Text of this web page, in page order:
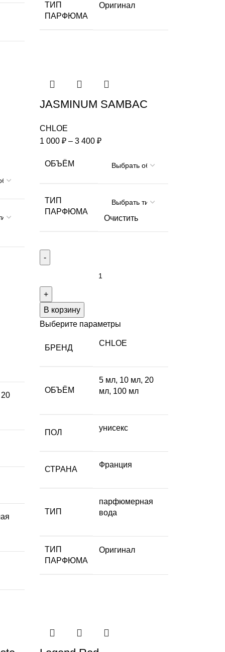
ТИП
ПАРФЮМА
Оригинал
20
JASMINUM SAMBAC
CHLOE
1 000₽ –3 400₽
ОБЪЁМ
ТИП
ПАРФЮМА
Очистить
В корзину
Выберите параметры
БРЕНД
CHLOE
ОБЪЁМ
5 мл, 10 мл, 20
мл, 100 мл
ПОЛ
унисекс
СТРАНА
Франция
ТИП
парфюмерная
вода
ТИП
ПАРФЮМА
Оригинал